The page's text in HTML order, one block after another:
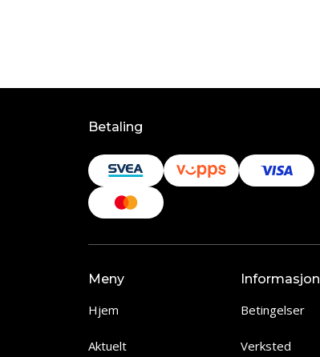
Betaling
Meny
Hjem
Aktuelt
Informasjon
Betingelser
Verksted